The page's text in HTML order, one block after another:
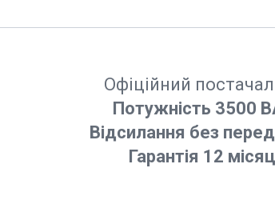
Офіційний
Потужність 3500
Відсилання без
Гарантія 12